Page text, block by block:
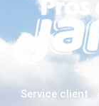
(en €TTC) :
Précisions du
Je désire refaire
Service client :